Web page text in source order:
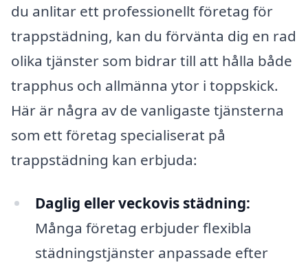
du anlitar ett professionellt företag för
trappstädning, kan du förvänta dig en rad
olika tjänster som bidrar till att hålla både
trapphus och allmänna ytor i toppskick.
Här är några av de vanligaste tjänsterna
som ett företag specialiserat på
trappstädning kan erbjuda:
Daglig eller veckovis städning:
Många företag erbjuder flexibla
städningstjänster anpassade efter